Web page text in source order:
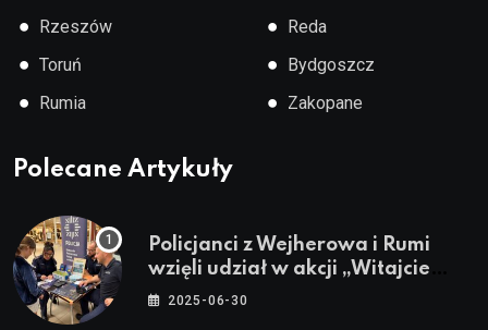
● Rzeszów
● Toruń
● Rumia
● Reda
● Bydgoszcz
● Zakopane
Polecane Artykuły
Policjanci z Wejherowa i Rumi
wzięli udział w akcji „Witajcie
Wakacje”
2025-06-30